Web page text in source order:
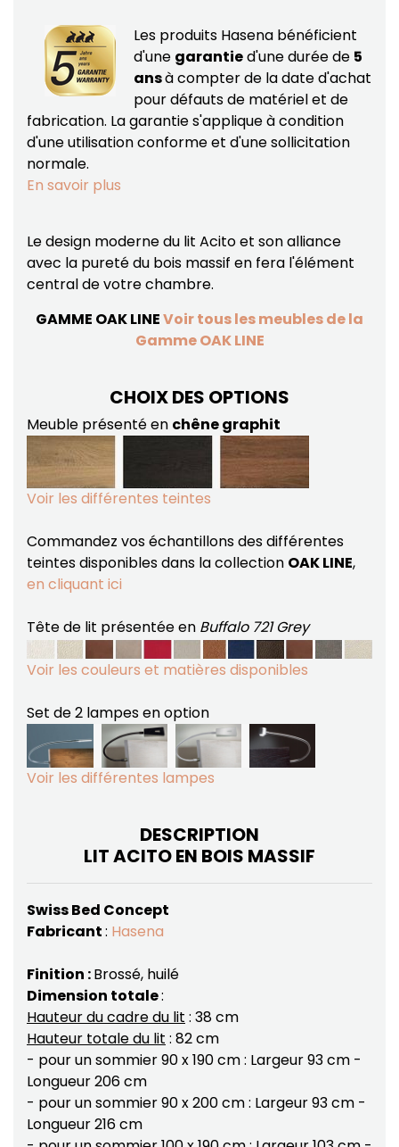
Les produits Hasena bénéficient
d'une garantied'une durée de 5
ansà compter de la date d'achat
pour défauts de matériel et de
fabrication. La garantie s'applique à condition
d'une utilisation conforme et d'une sollicitation
normale.
En savoir plus
Le design moderne du lit Acito et son alliance
avec la pureté du bois massif en fera l'élément
central de votre chambre.
GAMME OAK LINEVoir tous les meubles de la
Gamme OAK LINE
CHOIX DES OPTIONS
Meuble présenté en chêne graphit
Voir les différentes teintes
Commandez vos échantillons des différentes
teintes disponibles dans la collection OAK LINE,
en cliquant ici
Tête de lit présentée en Buffalo 721 Grey
Voir les couleurs et matières disponibles
Set de 2 lampes en option
Voir les différentes lampes
DESCRIPTION
LIT ACITO EN BOIS MASSIF
Swiss Bed Concept
Fabricant: Hasena
Finition :Brossé, huilé
Dimension totale:
Hauteur du cadre du lit : 38 cm
Hauteur totale du lit : 82 cm
- pour un sommier 90 x 190 cm : Largeur 93 cm -
Longueur 206 cm
- pour un sommier 90 x 200 cm : Largeur 93 cm -
Longueur 216 cm